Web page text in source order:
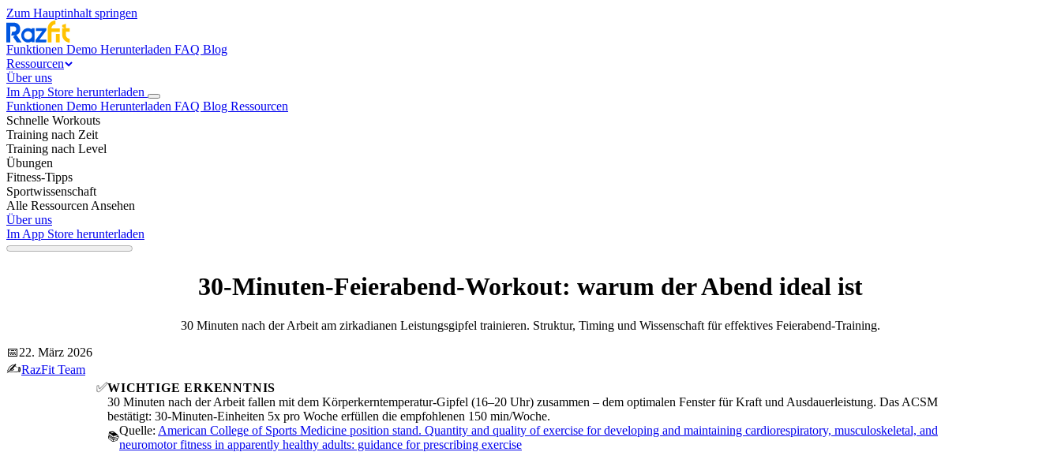
Zum Hauptinhalt springen
Funktionen Demo Herunterladen FAQ Blog
Ressourcen
Über uns
Im App Store herunterladen
Funktionen Demo Herunterladen FAQ Blog Ressourcen
Schnelle Workouts
Training nach Zeit
Training nach Level
Übungen
Fitness-Tipps
Sportwissenschaft
Alle Ressourcen Ansehen
Über uns
Im App Store herunterladen
30-Minuten-Feierabend-Workout: warum der Abend ideal ist
30 Minuten nach der Arbeit am zirkadianen Leistungsgipfel trainieren. Struktur, Timing und Wissenschaft für effektives Feierabend-Training.
📅22. März 2026
✍️RazFit Team
✅WICHTIGE ERKENNTNIS
30 Minuten nach der Arbeit fallen mit dem Körperkerntemperatur-Gipfel (16–20 Uhr) zusammen – dem optimalen Fenster für Kraft und Ausdauerleistung. Das ACSM
bestätigt: 30-Minuten-Einheiten 5x pro Woche erfüllen die empfohlenen 150 min/Woche.
📚Quelle: American College of Sports Medicine position stand. Quantity and quality of exercise for developing and maintaining cardiorespiratory, musculoskeletal, and
neuromotor fitness in apparently healthy adults: guidance for prescribing exercise